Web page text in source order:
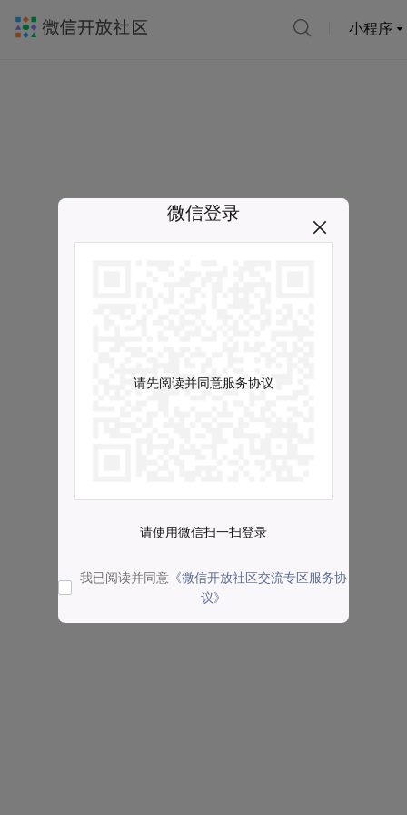
小程序
微信登录
请先阅读并同意服务协议
请使用微信扫一扫登录
我已阅读并同意 《微信开放社区交流专区服务协
议》